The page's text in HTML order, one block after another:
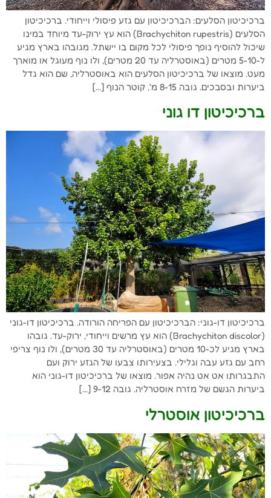
ברכיכיטון הסלעים: הברכיכיטון עם גזע פיסולי וייחודי. ברכיכיטון
הסלעים (Brachychiton rupestris) הוא עץ ירוק-עד מיוחד במינו
שיכול להוסיף נופך פיסולי לכל מקום בו יישתל. מגובהו בארץ מגיע
ל-5-10 מטרים (באוסטרליה עד 20 מטרים), ולו נוף מעוגל או מוארך
מעט. מוצאו של ברכיכיטון הסלעים הוא באוסטרליה, שם הוא גדל
ביערות ובסבכים. גובה 8-15 מ', קוטר הנוף […]
ברכיכיטון דו גוני
ברכיכיטון דו-גוני: הברכיכיטון עם הפריחה הורודה. ברכיכיטון דו-גוני
(Brachychiton discolor) הוא עץ מרשים וייחודי, ירוק-עד. גובהו
בארץ מגיע לכ-10 מטרים (באוסטרליה עד 30 מטרים), ולו נוף צריפי
רחב עם גזע עבה וגלילי. בצעירותו צבעו של הגזע ירוק ועם
התבגרותו אט אט נהיה אפור. מוצאו של ברכיכיטון דו-גוני הוא
ביערות הגשם של מזרח אוסטרליה. גובה 9-12 […]
ברכיכיטון אוסטרלי